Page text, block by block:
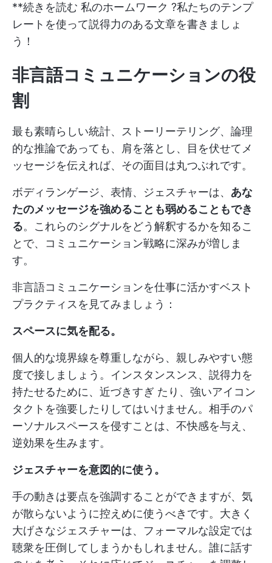
**続きを読む 私のホームワーク ?私たちのテンプ
レートを使って説得力のある文章を書きましょ
う！
非言語コミュニケーションの役
割
最も素晴らしい統計、ストーリーテリング、論理
的な推論であっても、肩を落とし、目を伏せてメ
ッセージを伝えれば、その面目は丸つぶれです。
ボディランゲージ、表情、ジェスチャーは、 あな
たのメッセージを強めることも弱めることもでき
る。これらのシグナルをどう解釈するかを知るこ
とで、コミュニケーション戦略に深みが増しま
す。
非言語コミュニケーションを仕事に活かすベスト
プラクティスを見てみましょう：
スペースに気を配る。
個人的な境界線を尊重しながら、親しみやすい態
度で接しましょう。インスタンスンス、説得力を
持たせるために、近づきすぎ たり、強いアイコン
タクトを強要したりしてはいけません。相手のパ
ーソナルスペースを侵すことは、不快感を与え、
逆効果を生みます。
ジェスチャーを意図的に使う。
手の動きは要点を強調することができますが、気
が散らないように控えめに使うべきです。大きく
大げさなジェスチャーは、フォーマルな設定では
聴衆を圧倒してしまうかもしれません。誰に話す